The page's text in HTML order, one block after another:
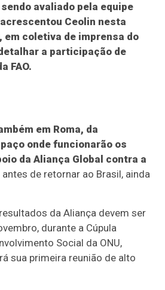
avaliado pela equipe
Ceolin nesta
coletiva de imprensa do
a participação de
FAO.
em Roma, da
onde funcionarão os
da Aliança Global contra a
antes de retornar ao Brasil, ainda
da Aliança devem ser
durante a Cúpula
Social da ONU,
sua primeira reunião de alto